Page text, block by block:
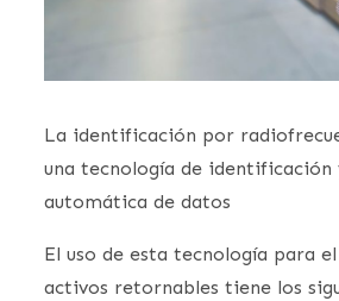
La identificación por
una tecnología de identificación
automática de datos
El uso de esta tecnología para
activos retornables tiene los